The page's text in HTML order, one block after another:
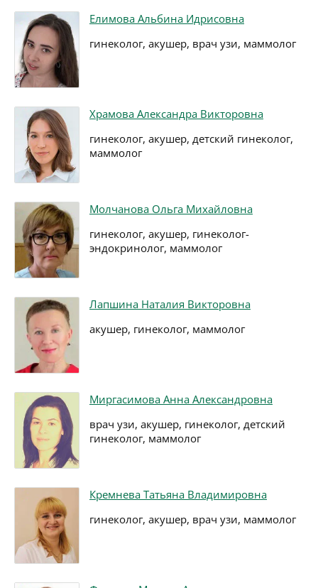
Елимова Альбина Идрисовна
гинеколог, акушер, врач узи, маммолог
Храмова Александра Викторовна
гинеколог, акушер, детский гинеколог,
маммолог
Молчанова Ольга Михайловна
гинеколог, акушер, гинеколог-
эндокринолог, маммолог
Лапшина Наталия Викторовна
акушер, гинеколог, маммолог
Миргасимова Анна Александровна
врач узи, акушер, гинеколог, детский
гинеколог, маммолог
Кремнева Татьяна Владимировна
гинеколог, акушер, врач узи, маммолог